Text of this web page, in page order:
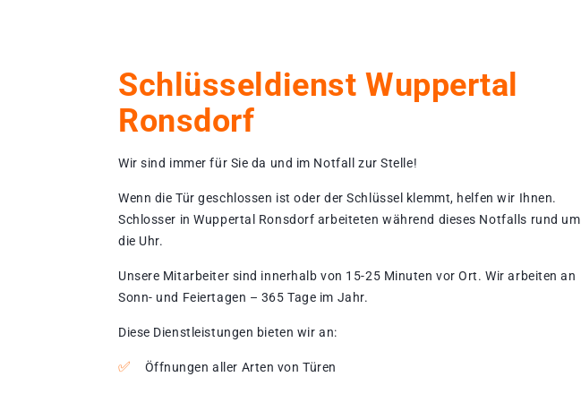
Schlüsseldienst Wuppertal
Ronsdorf
Wir sind immer für Sie da und im Notfall zur Stelle!
Wenn die Tür geschlossen ist oder der Schlüssel klemmt, helfen wir Ihnen.
Schlosser in Wuppertal Ronsdorf arbeiteten während dieses Notfalls rund um
die Uhr.
Unsere Mitarbeiter sind innerhalb von 15-25 Minuten vor Ort. Wir arbeiten an
Sonn- und Feiertagen – 365 Tage im Jahr.
Diese Dienstleistungen bieten wir an:
Öffnungen aller Arten von Türen